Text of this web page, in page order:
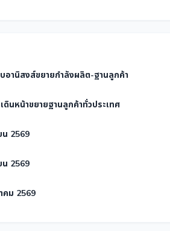
อานิสงส์ขยายกำลังผลิต-ฐานลูกค้า
ดินหน้าขยายฐานลูกค้าทั่วประเทศ
น 2569
น 2569
คม 2569